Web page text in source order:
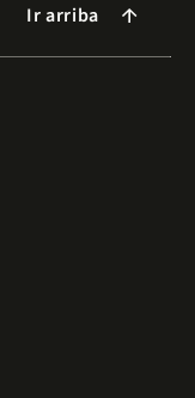
Ir arriba arrow_forward